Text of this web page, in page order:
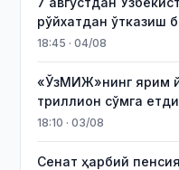
рўйхатдан ўтказиш
18:45 · 04/08
«ЎзМИЖ»нинг ярим
триллион сўмга етди
18:10 · 03/08
Сенат ҳарбий